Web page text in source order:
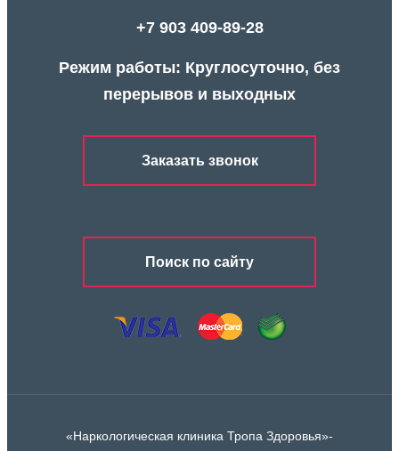
+7 903 409-89-28
Режим работы: Круглосуточно, без
перерывов и выходных
Заказать звонок
Поиск по сайту
«Наркологическая клиника Тропа Здоровья»-